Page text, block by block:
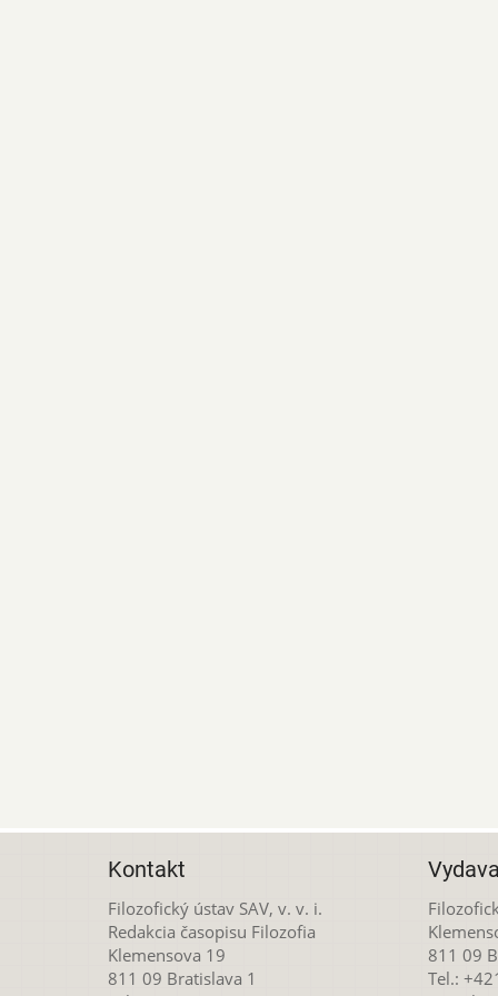
Kontakt
Filozofický ústav SAV, v. v. i.
Redakcia časopisu Filozofia
Klemensova 19
811 09 Bratislava 1
811 09
Tel.: